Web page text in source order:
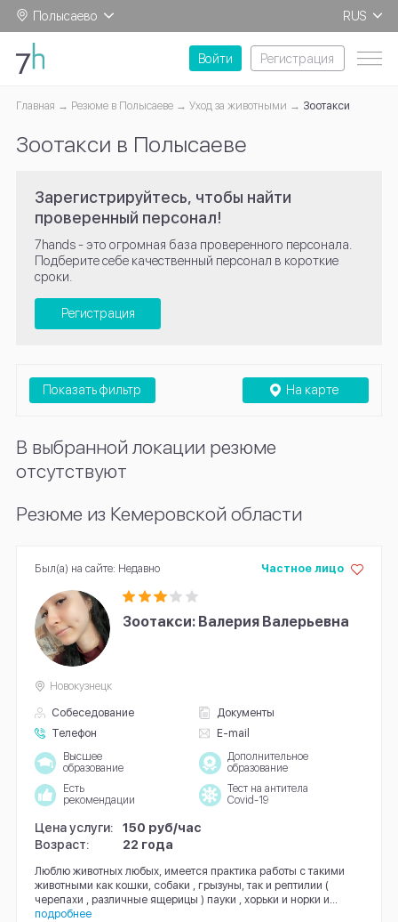
Полысаево
RUS
EN
Войти
Регистрация
Главная Резюме в Полысаеве Уход за животными Зоотакси
Зоотакси в Полысаеве
Зарегистрируйтесь, чтобы найти
проверенный персонал!
7hands - это огромная база проверенного персонала.
Подберите себе качественный персонал в короткие
сроки.
Регистрация
На карте
Показать фильтр
В выбранной локации резюме
отсутствуют
Резюме из Кемеровской области
Зоотакси: Валерия Валерьевна
Собеседование
Документы
Телефон
E-mail
Частное лицо
Новокузнецк
Высшее
образование
Дополнительное
образование
Есть
рекомендации
Тест на антитела
Covid-19
Цена услуги:
150 руб/час
Возраст:
22 года
Люблю животных любых, имеется практика работы с такими
животными как кошки, собаки , грызуны, так и рептилии (
черепахи , различные ящерицы ) пауки , хорьки и норки и...
подробнее
Был(а) на сайте: Недавно